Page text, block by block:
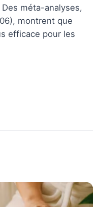
méta-analyses,
montrent que
efficace pour les